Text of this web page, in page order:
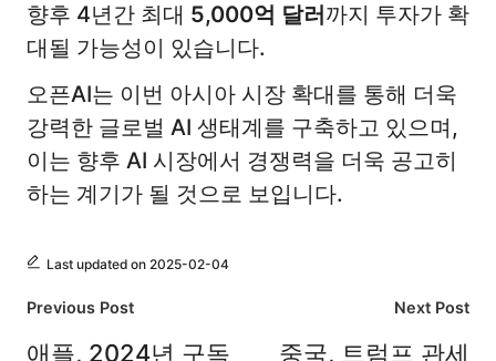
향후 4년간 최대 5,000억 달러까지 투자가 확
대될 가능성이 있습니다.
오픈AI는 이번 아시아 시장 확대를 통해 더욱
강력한 글로벌 AI 생태계를 구축하고 있으며,
이는 향후 AI 시장에서 경쟁력을 더욱 공고히
하는 계기가 될 것으로 보입니다.
Last updated on 2025-02-04
Post
navigation
Previous Post
애플, 2024년 구독
Next Post
중국, 트럼프 관세